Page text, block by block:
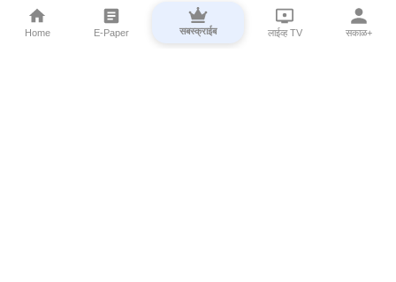
Home E-Paper सबस्क्राईब लाईव्ह TV सकाळ+